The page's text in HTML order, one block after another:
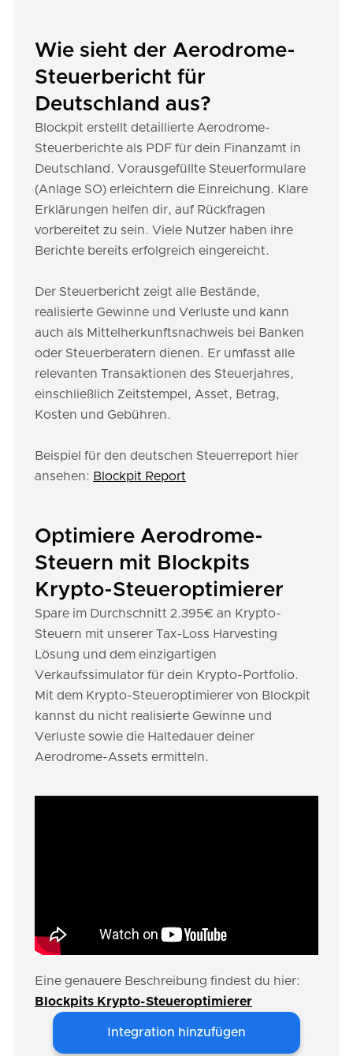
Wie sieht der Aerodrome-
Steuerbericht für
Deutschland aus?
Blockpit erstellt detaillierte Aerodrome-
Steuerberichte als PDF für dein Finanzamt in
Deutschland. Vorausgefüllte Steuerformulare
(Anlage SO) erleichtern die Einreichung. Klare
Erklärungen helfen dir, auf Rückfragen
vorbereitet zu sein. Viele Nutzer haben ihre
Berichte bereits erfolgreich eingereicht.
Der Steuerbericht zeigt alle Bestände,
realisierte Gewinne und Verluste und kann
auch als Mittelherkunftsnachweis bei Banken
oder Steuerberatern dienen. Er umfasst alle
relevanten Transaktionen des Steuerjahres,
einschließlich Zeitstempel, Asset, Betrag,
Kosten und Gebühren.
Beispiel für den deutschen Steuerreport hier
ansehen: Blockpit Report
Optimiere Aerodrome-
Steuern mit Blockpits
Krypto-Steueroptimierer
Spare im Durchschnitt 2.395€ an Krypto-
Steuern mit unserer Tax-Loss Harvesting
Lösung und dem einzigartigen
Verkaufssimulator für dein Krypto-Portfolio.
Mit dem Krypto-Steueroptimierer von Blockpit
kannst du nicht realisierte Gewinne und
Verluste sowie die Haltedauer deiner
Aerodrome-Assets ermitteln.
Eine genauere Beschreibung findest du hier:
Blockpits Krypto-Steueroptimierer
Integration hinzufügen